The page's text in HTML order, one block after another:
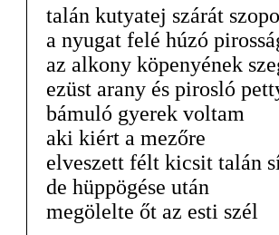
talán kutyatej szárát
a nyugat felé húzó
az alkony köpenyének
ezüst arany és pirosló
bámuló gyerek voltam
aki kiért a mezőre
elveszett félt kicsit talán
de hüppögése után
megölelte őt az esti szél